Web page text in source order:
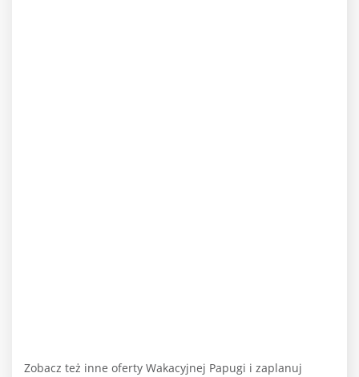
Zobacz też inne oferty Wakacyjnej Papugi i zaplanuj